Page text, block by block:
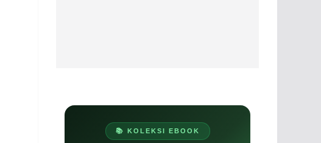
📚 KOLEKSI EBOOK